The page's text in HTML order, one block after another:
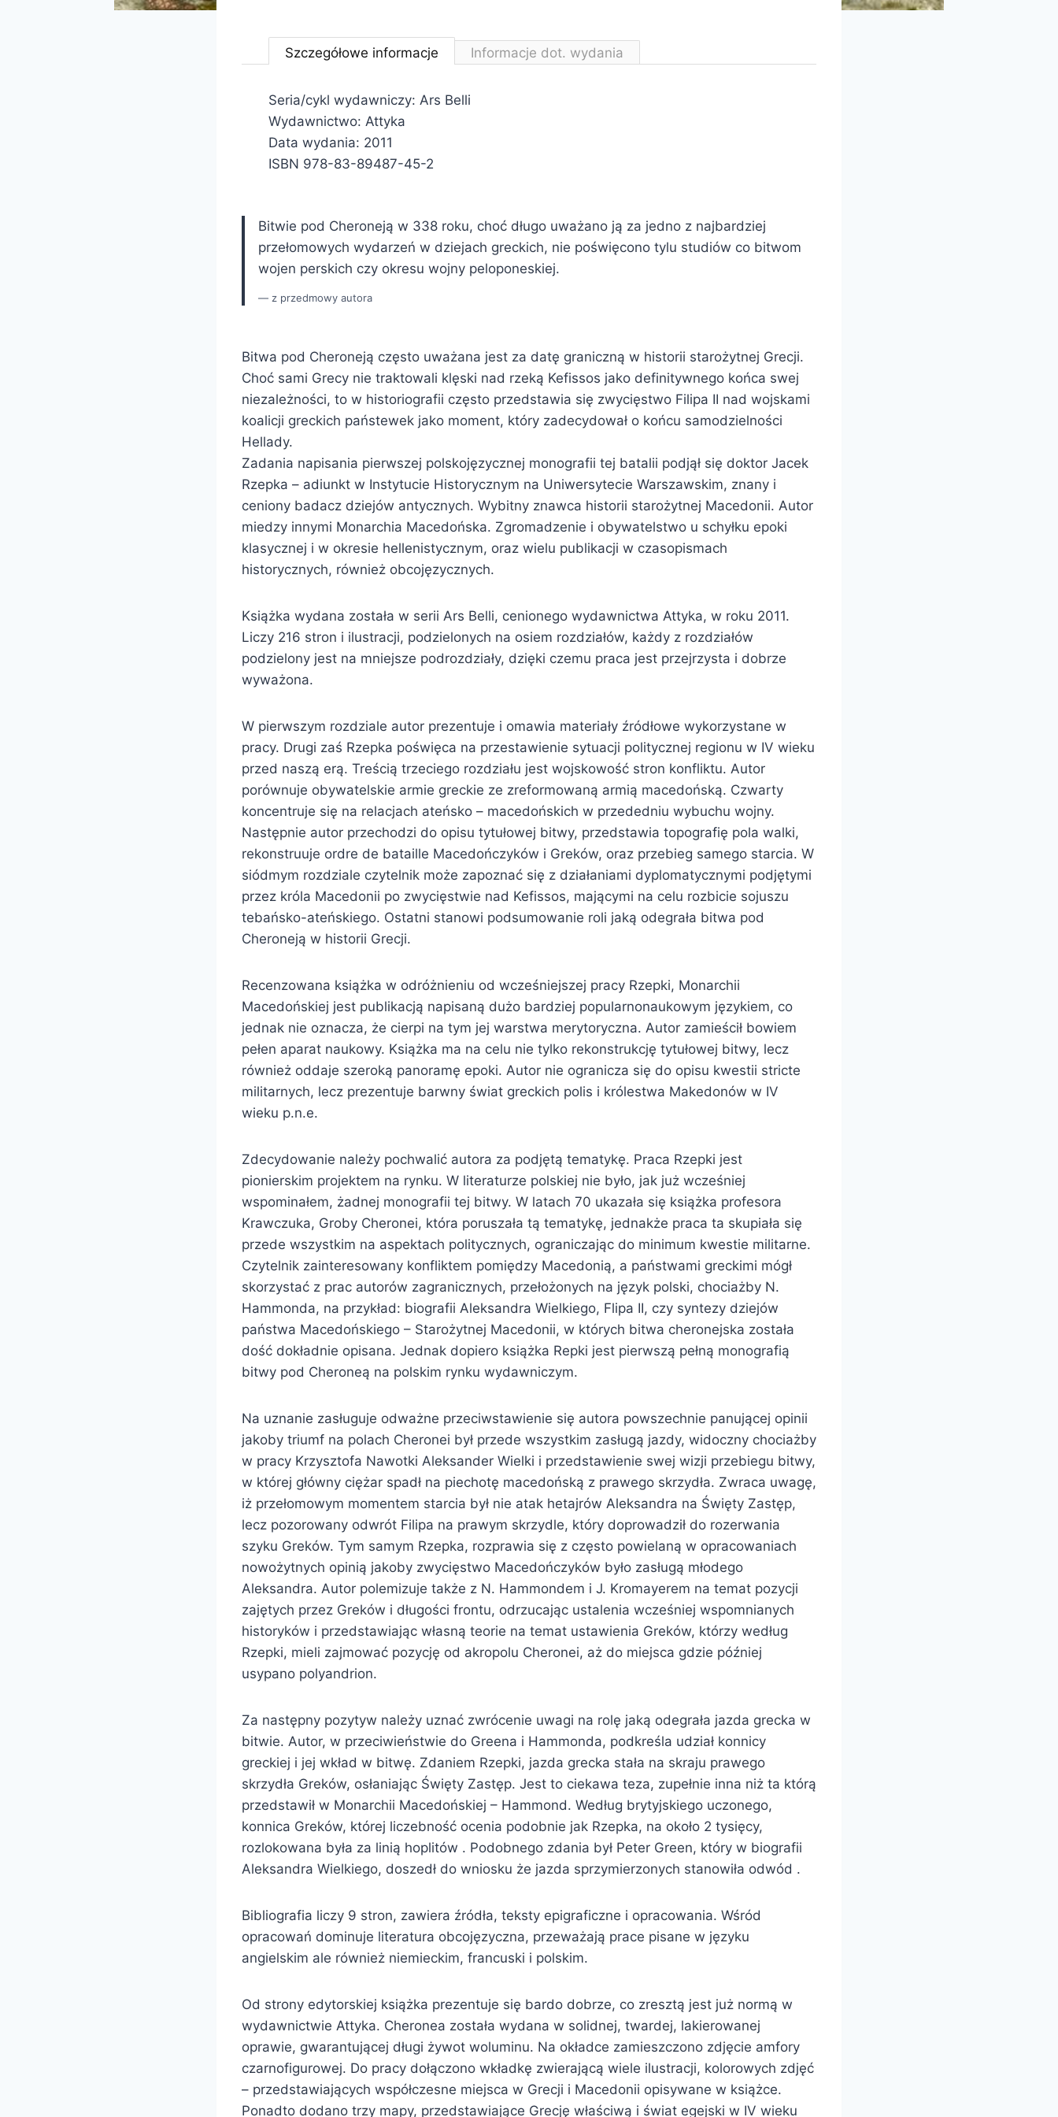
Szczegółowe informacje Informacje dot. wydania
Seria/cykl wydawniczy: Ars Belli
Wydawnictwo: Attyka
Data wydania: 2011
ISBN 978-83-89487-45-2
Bitwie pod Cheroneją w 338 roku, choć długo uważano ją za jedno z najbardziej
przełomowych wydarzeń w dziejach greckich, nie poświęcono tylu studiów co bitwom
wojen perskich czy okresu wojny peloponeskiej.
z przedmowy autora
Bitwa pod Cheroneją często uważana jest za datę graniczną w historii starożytnej Grecji.
Choć sami Grecy nie traktowali klęski nad rzeką Kefissos jako definitywnego końca swej
niezależności, to w historiografii często przedstawia się zwycięstwo Filipa II nad wojskami
koalicji greckich państewek jako moment, który zadecydował o końcu samodzielności
Hellady.
Zadania napisania pierwszej polskojęzycznej monografii tej batalii podjął się doktor Jacek
Rzepka – adiunkt w Instytucie Historycznym na Uniwersytecie Warszawskim, znany i
ceniony badacz dziejów antycznych. Wybitny znawca historii starożytnej Macedonii. Autor
miedzy innymi Monarchia Macedońska. Zgromadzenie i obywatelstwo u schyłku epoki
klasycznej i w okresie hellenistycznym, oraz wielu publikacji w czasopismach
historycznych, również obcojęzycznych.
Książka wydana została w serii Ars Belli, cenionego wydawnictwa Attyka, w roku 2011.
Liczy 216 stron i ilustracji, podzielonych na osiem rozdziałów, każdy z rozdziałów
podzielony jest na mniejsze podrozdziały, dzięki czemu praca jest przejrzysta i dobrze
wyważona.
W pierwszym rozdziale autor prezentuje i omawia materiały źródłowe wykorzystane w
pracy. Drugi zaś Rzepka poświęca na przestawienie sytuacji politycznej regionu w IV wieku
przed naszą erą. Treścią trzeciego rozdziału jest wojskowość stron konfliktu. Autor
porównuje obywatelskie armie greckie ze zreformowaną armią macedońską. Czwarty
koncentruje się na relacjach ateńsko – macedońskich w przededniu wybuchu wojny.
Następnie autor przechodzi do opisu tytułowej bitwy, przedstawia topografię pola walki,
rekonstruuje ordre de bataille Macedończyków i Greków, oraz przebieg samego starcia. W
siódmym rozdziale czytelnik może zapoznać się z działaniami dyplomatycznymi podjętymi
przez króla Macedonii po zwycięstwie nad Kefissos, mającymi na celu rozbicie sojuszu
tebańsko-ateńskiego. Ostatni stanowi podsumowanie roli jaką odegrała bitwa pod
Cheroneją w historii Grecji.
Recenzowana książka w odróżnieniu od wcześniejszej pracy Rzepki, Monarchii
Macedońskiej jest publikacją napisaną dużo bardziej popularnonaukowym językiem, co
jednak nie oznacza, że cierpi na tym jej warstwa merytoryczna. Autor zamieścił bowiem
pełen aparat naukowy. Książka ma na celu nie tylko rekonstrukcję tytułowej bitwy, lecz
również oddaje szeroką panoramę epoki. Autor nie ogranicza się do opisu kwestii stricte
militarnych, lecz prezentuje barwny świat greckich polis i królestwa Makedonów w IV
wieku p.n.e.
Zdecydowanie należy pochwalić autora za podjętą tematykę. Praca Rzepki jest
pionierskim projektem na rynku. W literaturze polskiej nie było, jak już wcześniej
wspominałem, żadnej monografii tej bitwy. W latach 70 ukazała się książka profesora
Krawczuka, Groby Cheronei, która poruszała tą tematykę, jednakże praca ta skupiała się
przede wszystkim na aspektach politycznych, ograniczając do minimum kwestie militarne.
Czytelnik zainteresowany konfliktem pomiędzy Macedonią, a państwami greckimi mógł
skorzystać z prac autorów zagranicznych, przełożonych na język polski, chociażby N.
Hammonda, na przykład: biografii Aleksandra Wielkiego, Flipa II, czy syntezy dziejów
państwa Macedońskiego – Starożytnej Macedonii, w których bitwa cheronejska została
dość dokładnie opisana. Jednak dopiero książka Repki jest pierwszą pełną monografią
bitwy pod Cheroneą na polskim rynku wydawniczym.
Na uznanie zasługuje odważne przeciwstawienie się autora powszechnie panującej opinii
jakoby triumf na polach Cheronei był przede wszystkim zasługą jazdy, widoczny chociażby
w pracy Krzysztofa Nawotki Aleksander Wielki i przedstawienie swej wizji przebiegu bitwy,
w której główny ciężar spadł na piechotę macedońską z prawego skrzydła. Zwraca uwagę,
iż przełomowym momentem starcia był nie atak hetajrów Aleksandra na Święty Zastęp,
lecz pozorowany odwrót Filipa na prawym skrzydle, który doprowadził do rozerwania
szyku Greków. Tym samym Rzepka, rozprawia się z często powielaną w opracowaniach
nowożytnych opinią jakoby zwycięstwo Macedończyków było zasługą młodego
Aleksandra. Autor polemizuje także z N. Hammondem i J. Kromayerem na temat pozycji
zajętych przez Greków i długości frontu, odrzucając ustalenia wcześniej wspomnianych
historyków i przedstawiając własną teorie na temat ustawienia Greków, którzy według
Rzepki, mieli zajmować pozycję od akropolu Cheronei, aż do miejsca gdzie później
usypano polyandrion.
Za następny pozytyw należy uznać zwrócenie uwagi na rolę jaką odegrała jazda grecka w
bitwie. Autor, w przeciwieństwie do Greena i Hammonda, podkreśla udział konnicy
greckiej i jej wkład w bitwę. Zdaniem Rzepki, jazda grecka stała na skraju prawego
skrzydła Greków, osłaniając Święty Zastęp. Jest to ciekawa teza, zupełnie inna niż ta którą
przedstawił w Monarchii Macedońskiej – Hammond. Według brytyjskiego uczonego,
konnica Greków, której liczebność ocenia podobnie jak Rzepka, na około 2 tysięcy,
rozlokowana była za linią hoplitów . Podobnego zdania był Peter Green, który w biografii
Aleksandra Wielkiego, doszedł do wniosku że jazda sprzymierzonych stanowiła odwód .
Bibliografia liczy 9 stron, zawiera źródła, teksty epigraficzne i opracowania. Wśród
opracowań dominuje literatura obcojęzyczna, przeważają prace pisane w języku
angielskim ale również niemieckim, francuski i polskim.
Od strony edytorskiej książka prezentuje się bardo dobrze, co zresztą jest już normą w
wydawnictwie Attyka. Cheronea została wydana w solidnej, twardej, lakierowanej
oprawie, gwarantującej długi żywot woluminu. Na okładce zamieszczono zdjęcie amfory
czarnofigurowej. Do pracy dołączono wkładkę zwierającą wiele ilustracji, kolorowych zdjęć
– przedstawiających współczesne miejsca w Grecji i Macedonii opisywane w książce.
Ponadto dodano trzy mapy, przedstawiające Grecję właściwą i świat egejski w IV wieku